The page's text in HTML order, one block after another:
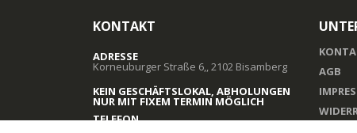
KONTAKT
ADRESSE
Korneuburger Straße 6,, 2102 Bisamberg
KEIN GESCHÄFTSLOKAL, ABHOLUNGEN
NUR MIT FIXEM TERMIN MÖGLICH
TELEFON
AGB